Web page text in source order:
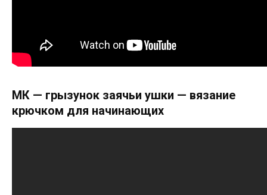
МК — грызунок заячьи ушки — вязание
крючком для начинающих